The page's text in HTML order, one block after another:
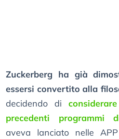
Zuckerberg ha già
essersi convertito alla
decidendo di
precedenti programmi
aveva lanciato nelle